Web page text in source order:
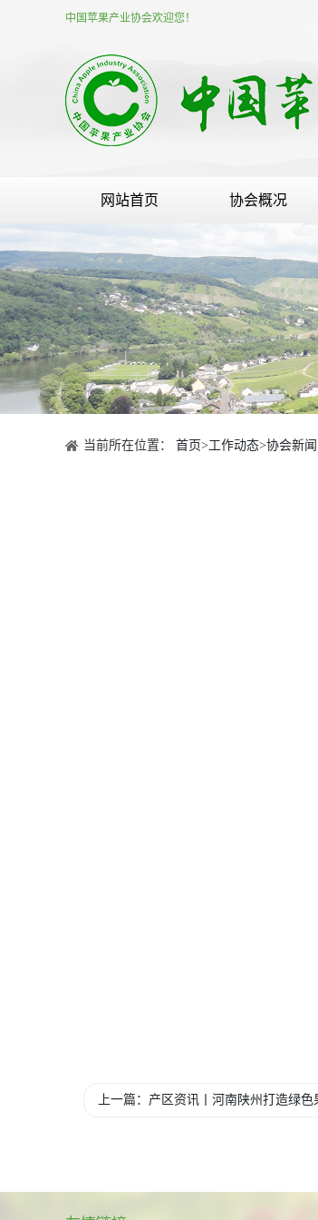
中国苹果产业协会欢迎您！
网站首页 协会概况
当前所在位置： 首页>工作动态>协会新闻
上一篇：产区资讯丨河南陕州打造绿